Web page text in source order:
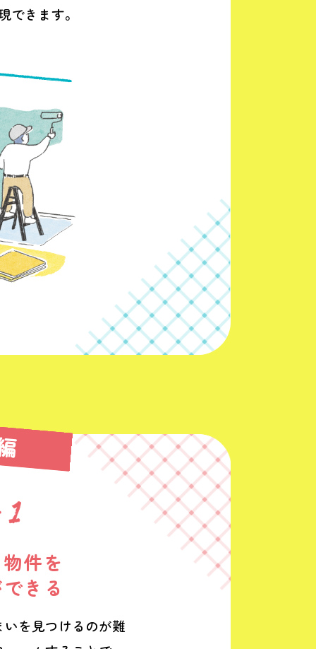
できます。
件を
きる
いを見つけるのが難